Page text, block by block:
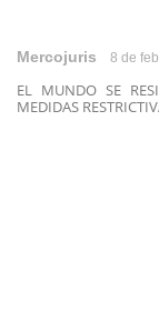
Mercojuris 8 de
EL MUNDO SE
MEDIDAS